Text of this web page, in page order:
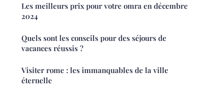
Les meilleurs prix pour votre omra en décembre
2024
Quels sont les conseils pour des séjours de
vacances réussis ?
Visiter rome : les immanquables de la ville
éternelle